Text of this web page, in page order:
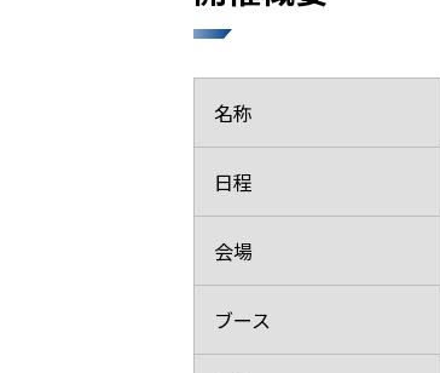
名称
日程
会場
ブース